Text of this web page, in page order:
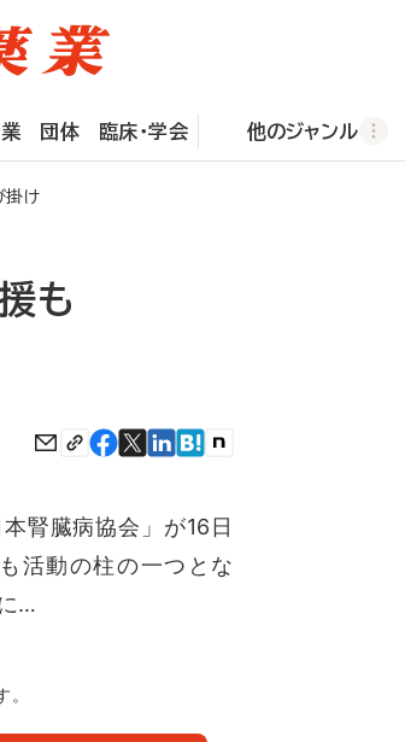
団体 臨床・学会 他のジャンル
掛け
も
腎臓病協会」が16日
活動の柱の一つとな
…